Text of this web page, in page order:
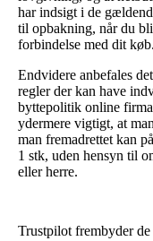
har indsigt i de
til opbakning, når du
forbindelse med dit køb.
Endvidere anbefales
regler der kan have
byttepolitik online
ydermere vigtigt, at
man fremadrettet kan
1 stk, uden hensyn til
eller herre.
Trustpilot frembyder